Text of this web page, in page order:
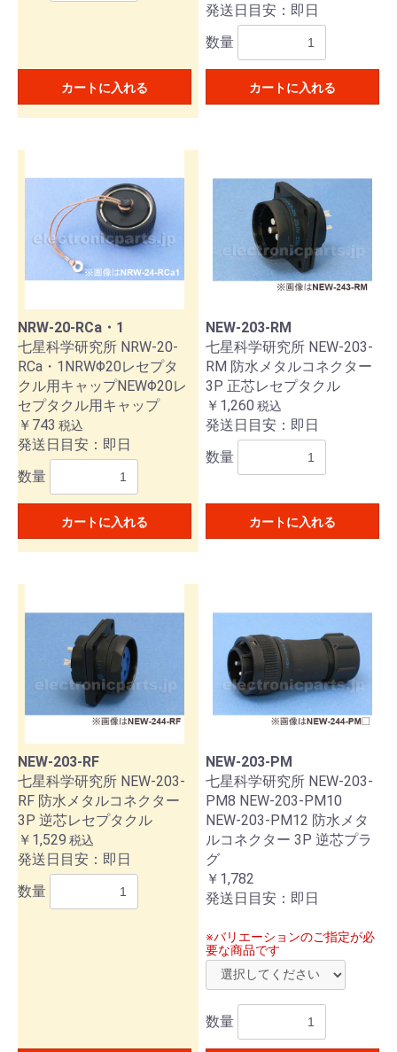
カートに入れる
発送日目安：即日
数量
カートに入れる
NRW-20-RCa・1
七星科学研究所 NRW-20-
RCa・1NRWΦ20レセプタ
クル用キャップNEWΦ20レ
セプタクル用キャップ
￥743 税込
発送日目安：即日
数量
カートに入れる
NEW-203-RM
七星科学研究所 NEW-203-
RM 防水メタルコネクター
3P 正芯レセプタクル
￥1,260 税込
発送日目安：即日
数量
カートに入れる
NEW-203-RF
七星科学研究所 NEW-203-
RF 防水メタルコネクター
3P 逆芯レセプタクル
￥1,529 税込
発送日目安：即日
数量
NEW-203-PM
七星科学研究所 NEW-203-
PM8 NEW-203-PM10
NEW-203-PM12 防水メタ
ルコネクター 3P 逆芯プラ
グ
￥1,782
発送日目安：即日
※バリエーションのご指定が必
要な商品です
数量